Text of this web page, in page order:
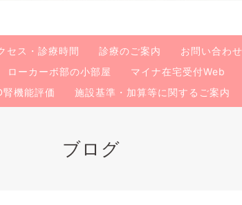
セス・診療時間 診療のご案内 お問い合わせ
ローカーボ部の小部屋 マイナ在宅受付Web
腎機能評価 施設基準・加算等に関するご案内
ブログ